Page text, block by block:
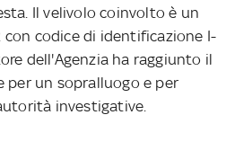
Il velivolo coinvolto è un
con codice di identificazione I-
dell'Agenzia ha raggiunto il
per un sopralluogo e per
investigative.